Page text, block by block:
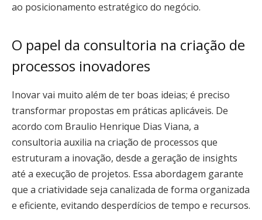
ao posicionamento estratégico do negócio.
O papel da consultoria na criação de
processos inovadores
Inovar vai muito além de ter boas ideias; é preciso
transformar propostas em práticas aplicáveis. De
acordo com Braulio Henrique Dias Viana, a
consultoria auxilia na criação de processos que
estruturam a inovação, desde a geração de insights
até a execução de projetos. Essa abordagem garante
que a criatividade seja canalizada de forma organizada
e eficiente, evitando desperdícios de tempo e recursos.